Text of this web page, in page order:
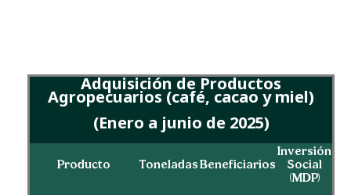
Adquisición de Productos
Agropecuarios (café, cacao y miel)
(Enero a junio de 2025)
Producto Toneladas Beneficiarios
Inversión
Social
(MDP)